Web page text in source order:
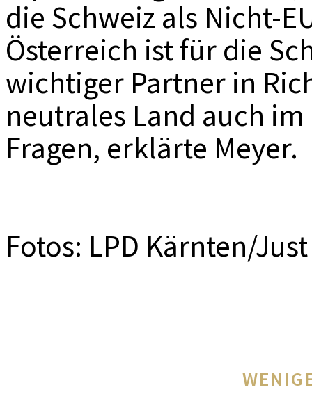
die Schweiz als Nicht-
Österreich ist für die
wichtiger Partner in
neutrales Land auch
Fragen, erklärte Meyer.
Fotos: LPD Kärnten/Just